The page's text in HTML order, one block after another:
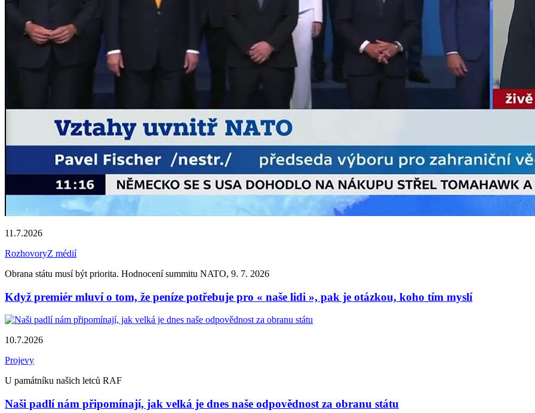
11.7.2026
RozhovoryZ médií
Obrana státu musí být priorita. Hodnocení summitu NATO, 9. 7. 2026
Když premiér mluví o tom, že peníze potřebuje pro « naše lidi », pak je otázkou, koho tím myslí
10.7.2026
Projevy
U památníku našich letců RAF
Naši padlí nám připomínají, jak velká je dnes naše odpovědnost za obranu státu